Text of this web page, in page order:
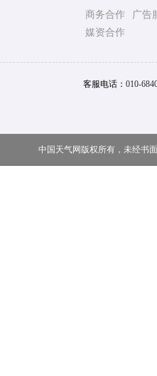
商务合作
广告
媒资合作
客服电话： 010-
中国天气网版权所有，未经